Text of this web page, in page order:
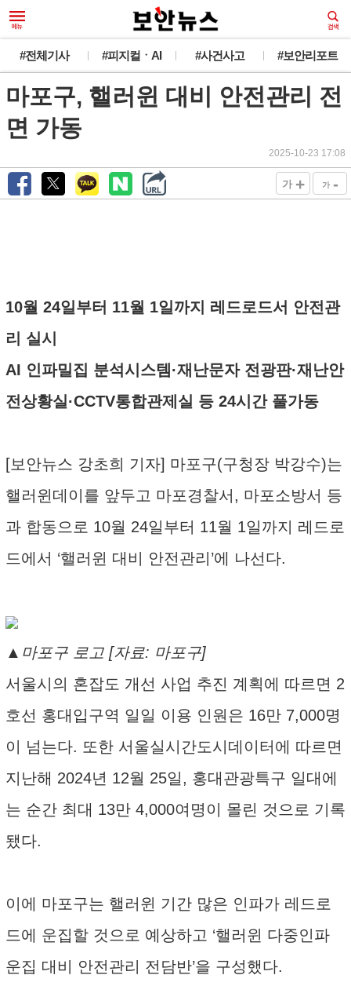
#전체기사 #피지컬ㆍAI #사건사고 #보안리포트
마포구, 핼러윈 대비 안전관리 전
면 가동
2025-10-23 17:08
가 + 가 -
10월 24일부터 11월 1일까지 레드로드서 안전관
리 실시
AI 인파밀집 분석시스템·재난문자 전광판·재난안
전상황실·CCTV통합관제실 등 24시간 풀가동
[보안뉴스 강초희 기자] 마포구(구청장 박강수)는
핼러윈데이를 앞두고 마포경찰서, 마포소방서 등
과 합동으로 10월 24일부터 11월 1일까지 레드로
드에서 ‘핼러윈 대비 안전관리’에 나선다.
▲마포구 로고 [자료: 마포구]
서울시의 혼잡도 개선 사업 추진 계획에 따르면 2
호선 홍대입구역 일일 이용 인원은 16만 7,000명
이 넘는다. 또한 서울실시간도시데이터에 따르면
지난해 2024년 12월 25일, 홍대관광특구 일대에
는 순간 최대 13만 4,000여명이 몰린 것으로 기록
됐다.
이에 마포구는 핼러윈 기간 많은 인파가 레드로
드에 운집할 것으로 예상하고 ‘핼러윈 다중인파
운집 대비 안전관리 전담반’을 구성했다.